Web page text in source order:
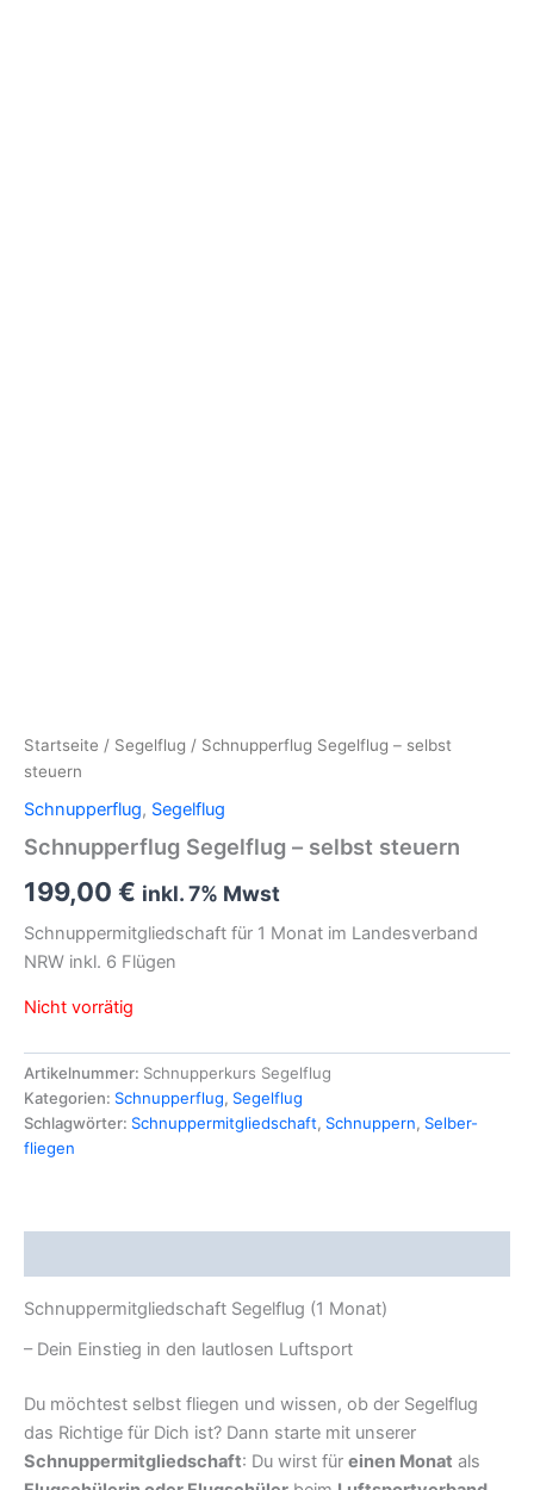
Startseite / Segelflug / Schnupperflug Segelflug – selbst
steuern
Schnupperflug, Segelflug
Schnupperflug Segelflug – selbst steuern
199,00 € inkl. 7% Mwst
Schnuppermitgliedschaft für 1 Monat im Landesverband
NRW inkl. 6 Flügen
Nicht vorrätig
Artikelnummer: Schnupperkurs Segelflug
Kategorien: Schnupperflug, Segelflug
Schlagwörter: Schnuppermitgliedschaft, Schnuppern, Selber-
fliegen
Schnuppermitgliedschaft Segelflug (1 Monat)
– Dein Einstieg in den lautlosen Luftsport
Du möchtest selbst fliegen und wissen, ob der Segelflug
das Richtige für Dich ist? Dann starte mit unserer
Schnuppermitgliedschaft: Du wirst für einen Monat als